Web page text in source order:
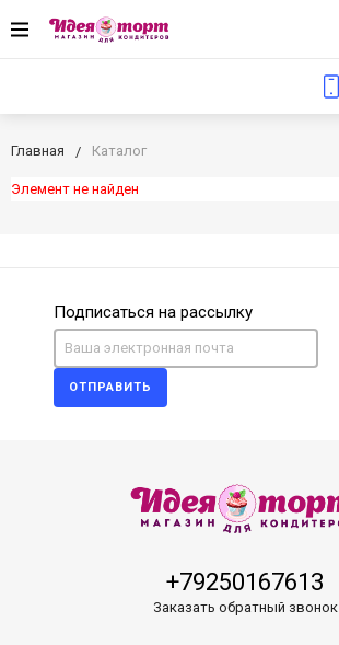
Главная Каталог
Элемент не найден
Подписаться на рассылку
ОТПРАВИТЬ
+79250167613
Заказать обратный звонок